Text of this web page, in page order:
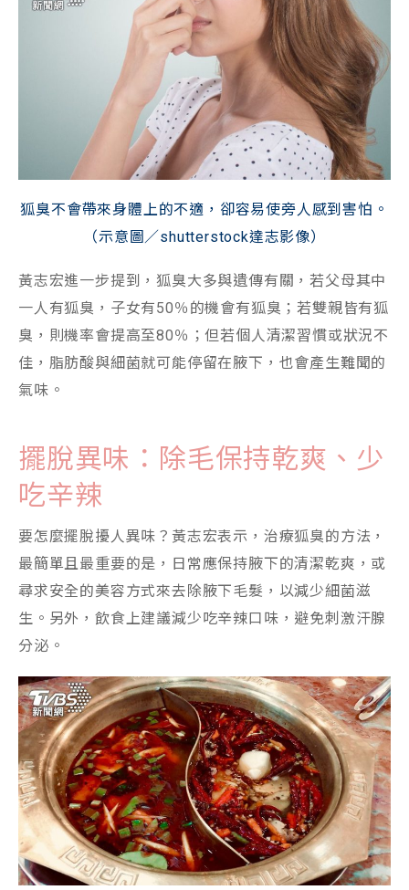
狐臭不會帶來身體上的不適，卻容易使旁人感到害怕。
（示意圖／shutterstock達志影像）
黃志宏進一步提到，狐臭大多與遺傳有關，若父母其中
一人有狐臭，子女有50％的機會有狐臭；若雙親皆有狐
臭，則機率會提高至80％；但若個人清潔習慣或狀況不
佳，脂肪酸與細菌就可能停留在腋下，也會產生難聞的
氣味。
擺脫異味：除毛保持乾爽、少
吃辛辣
要怎麼擺脫擾人異味？黃志宏表示，治療狐臭的方法，
最簡單且最重要的是，日常應保持腋下的清潔乾爽，或
尋求安全的美容方式來去除腋下毛髮，以減少細菌滋
生。另外，飲食上建議減少吃辛辣口味，避免刺激汗腺
分泌。